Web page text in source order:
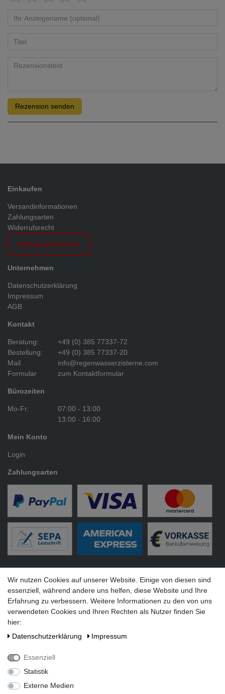
Rezension senden
Einkaufen
Versandinformationen
Zahlungsarten
Widerrufsrecht
Vertrag widerrufen
Unternehmen
Datenschutzerklärung
Impressum
AGB
Kontakt
Beratung:
+49 (0) 385 77337-72
Bestellung:
+49 (0) 385 77337-20
Mail.
info@regenwasserzisterne.com
Formular
zum Kontaktformular
Bürozeiten
Mo-Fr:
07:00 - 13:00
13:00 - 16:00
Mein Konto
Login
Zahlungsarten
Social Media
Wir nutzen Cookies auf unserer Website. Einige von diesen sind
essenziell, während andere uns helfen, diese Website und Ihre
Erfahrung zu verbessern. Weitere Informationen zu den von uns
verwendeten Cookies und Ihren Rechten als Nutzer finden Sie
hier:
Daten­schutz­erklärung
Impressum
Essenziell
Statistik
Externe Medien